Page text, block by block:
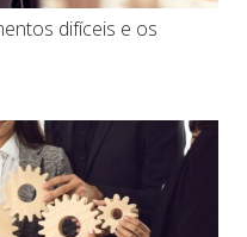
difíceis e os